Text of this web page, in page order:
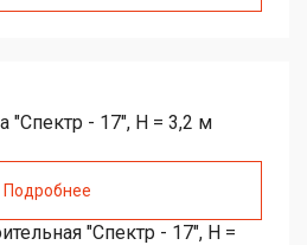
Подробнее
"Спектр - 17", H =